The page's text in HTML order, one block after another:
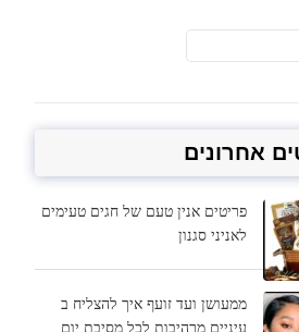
אחרונים
פריטים אנין טעם של חגים טעימים
לאניני סגנון
ממעושן ועד זועף איך להצליח ב
עיניים מרהיבות לכל מסיבת יום